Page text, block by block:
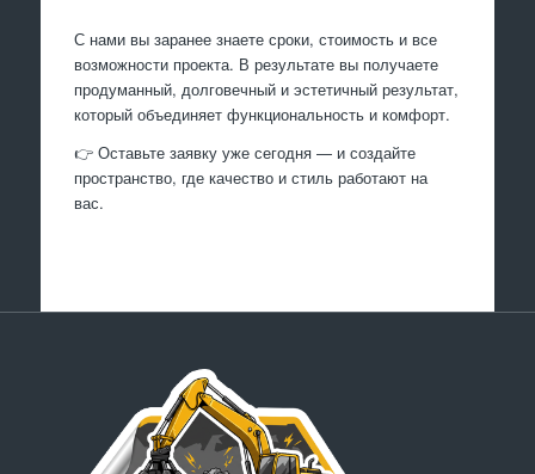
С нами вы заранее знаете сроки, стоимость и все
возможности проекта. В результате вы получаете
продуманный, долговечный и эстетичный результат,
который объединяет функциональность и комфорт.
👉 Оставьте заявку уже сегодня — и создайте
пространство, где качество и стиль работают на
вас.